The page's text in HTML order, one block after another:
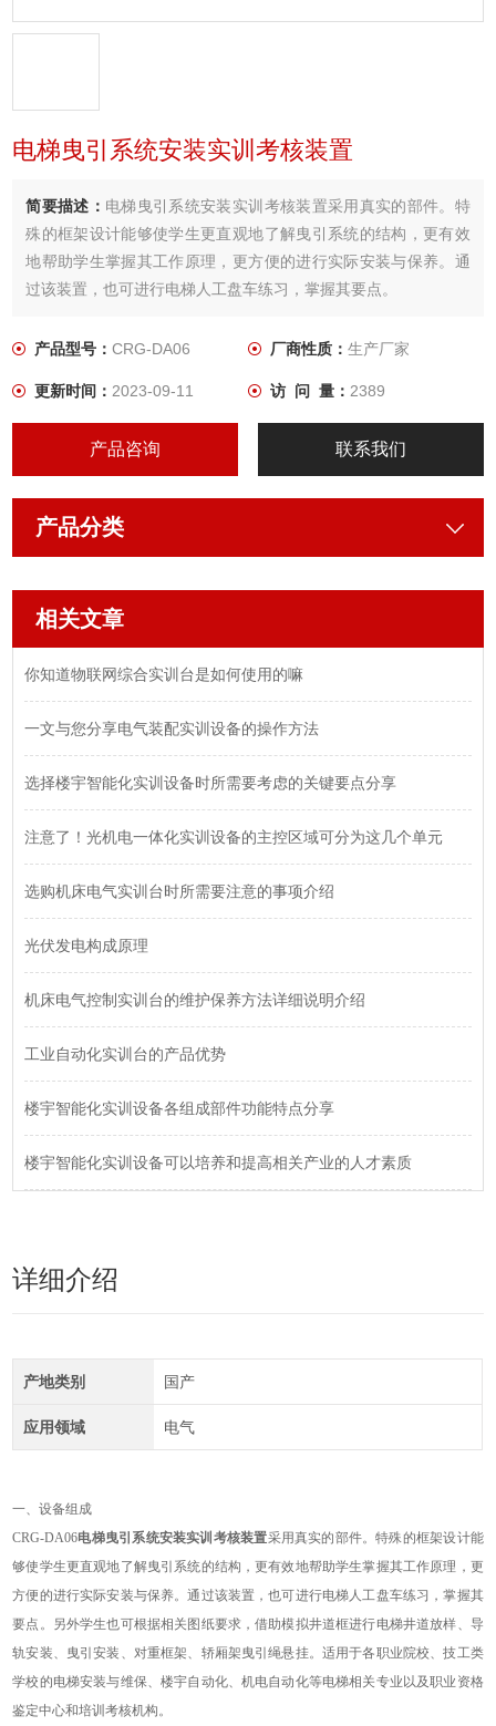
电梯曳引系统安装实训考核装置
简要描述： 电梯曳引系统安装实训考核装置采用真实的部件。特
殊的框架设计能够使学生更直观地了解曳引系统的结构，更有效
地帮助学生掌握其工作原理，更方便的进行实际安装与保养。通
过该装置，也可进行电梯人工盘车练习，掌握其要点。
产品型号：CRG-DA06 厂商性质： 生产厂家
更新时间：2023-09-11 访 问 量： 2389
产品咨询 联系我们
产品分类
相关文章
你知道物联网综合实训台是如何使用的嘛
一文与您分享电气装配实训设备的操作方法
选择楼宇智能化实训设备时所需要考虑的关键要点分享
注意了！光机电一体化实训设备的主控区域可分为这几个单元
选购机床电气实训台时所需要注意的事项介绍
光伏发电构成原理
机床电气控制实训台的维护保养方法详细说明介绍
工业自动化实训台的产品优势
楼宇智能化实训设备各组成部件功能特点分享
楼宇智能化实训设备可以培养和提高相关产业的人才素质
详细介绍
产地类别 国产
应用领域 电气
一、设备组成
CRG-DA06电梯曳引系统安装实训考核装置采用真实的部件。特殊的框架设计能
够使学生更直观地了解曳引系统的结构，更有效地帮助学生掌握其工作原理，更
方便的进行实际安装与保养。通过该装置，也可进行电梯人工盘车练习，掌握其
要点。另外学生也可根据相关图纸要求，借助模拟井道框进行电梯井道放样、导
轨安装、曳引安装、对重框架、轿厢架曳引绳悬挂。适用于各职业院校、技工类
学校的电梯安装与维保、楼宇自动化、机电自动化等电梯相关专业以及职业资格
鉴定中心和培训考核机构。